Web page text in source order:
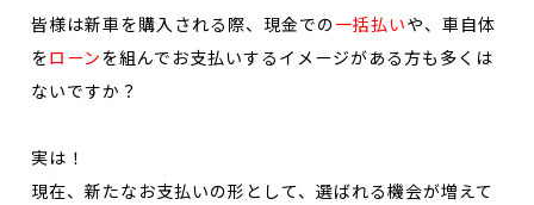
皆様は新車を購入される際、現金での一括払いや、車自体
をローン を組んでお支払いするイメージがある方も多くは
ないですか？
実は！
現在、新たなお支払いの形として、選ばれる機会が増えて